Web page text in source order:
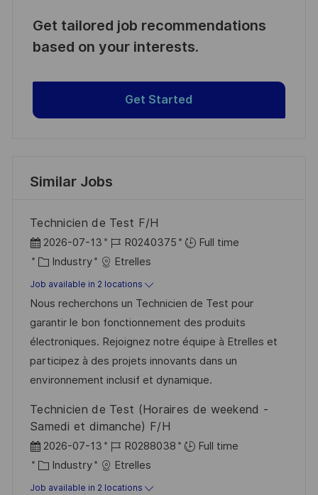
Get tailored job recommendations
based on your interests.
Get Started
Similar Jobs
Technicien de Test F/H
P
o
s
t
e
d
D
a
e
2026-07-13
J
o
b
I
d
R0240375
Full time
C
a
t
e
g
o
r
Industry Etrelles
Job available in 2 locations
Nous recherchons un Technicien de Test pour
garantir le bon fonctionnement des produits
électroniques. Rejoignez notre équipe à Etrelles et
participez à des projets innovants dans un
environnement inclusif et dynamique.
Technicien de Test (Horaires de weekend -
Samedi et dimanche) F/H
P
o
s
2026-07-13
J
o
b
R0288038
Full time
C
a
Industry Etrelles
Job available in 2 locations